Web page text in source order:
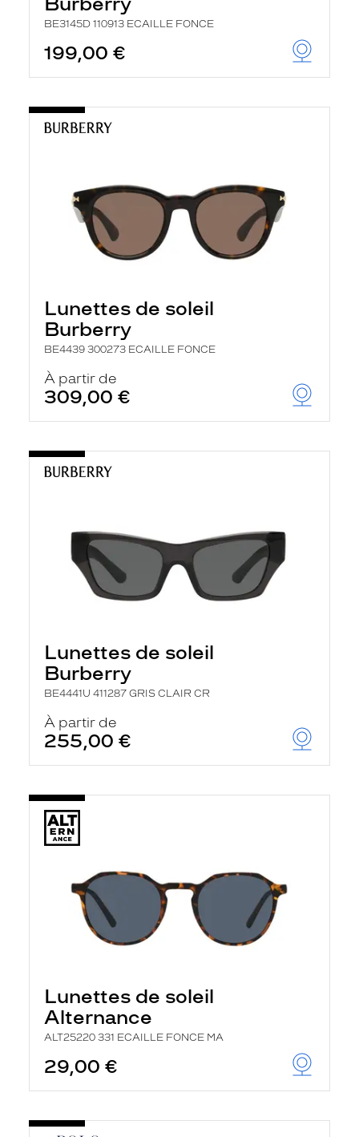
BE3145D 110913 ECAILLE FONCE
199,00 €
Lunettes de soleil
Burberry
BE4439 300273 ECAILLE FONCE
À partir de
309,00 €
Lunettes de soleil
Burberry
BE4441U 411287 GRIS CLAIR CR
À partir de
255,00 €
Lunettes de soleil
Alternance
ALT25220 331 ECAILLE FONCE MA
29,00 €